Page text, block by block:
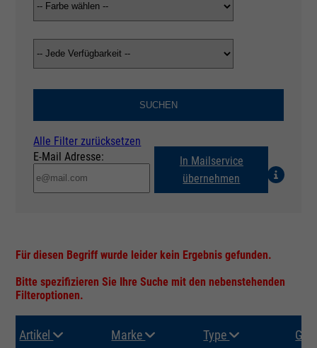
SUCHEN
Alle Filter zurücksetzen
E-Mail Adresse:
In Mailservice
übernehmen
Für diesen Begriff wurde leider kein Ergebnis gefunden.
Bitte spezifizieren Sie Ihre Suche mit den nebenstehenden
Filteroptionen.
Artikel Marke Type